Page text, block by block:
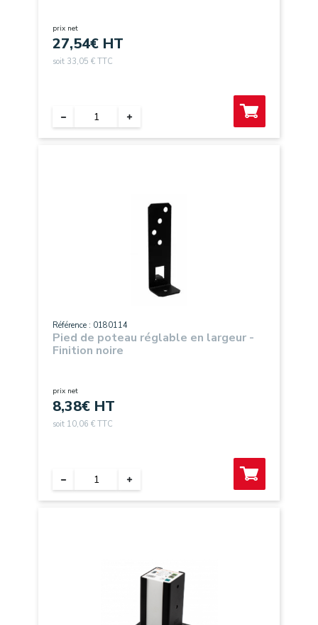
prix net
27,54€ HT
soit 33,05 € TTC
Référence : 0180114
Pied de poteau réglable en largeur -
Finition noire
prix net
8,38€ HT
soit 10,06 € TTC